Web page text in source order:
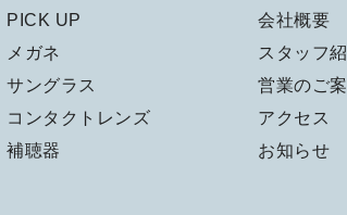
PICK UP
メガネ
サングラス
コンタクトレンズ
補聴器
会社概要
スタッフ
営業のご
アクセス
お知らせ